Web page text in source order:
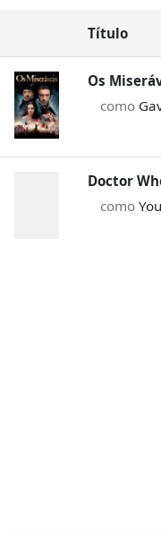
Título
Os
como
Doctor
como